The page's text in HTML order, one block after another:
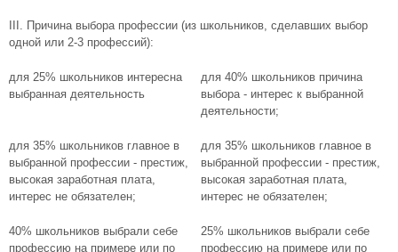
III. Причина выбора профессии (из школьников, сделавших выбор
одной или 2-3 профессий):
для 25% школьников интересна
выбранная деятельность
для 40% школьников причина
выбора - интерес к выбранной
деятельности;
для 35% школьников главное в
выбранной профессии - престиж,
высокая заработная плата,
интерес не обязателен;
для 35% школьников главное в
выбранной профессии - престиж,
высокая заработная плата,
интерес не обязателен;
40% школьников выбрали себе
профессию на примере или по
25% школьников выбрали себе
профессию на примере или по